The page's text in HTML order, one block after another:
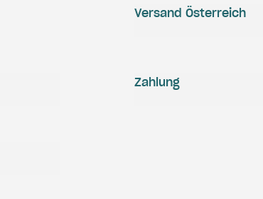
Versand Österreich
Zahlung